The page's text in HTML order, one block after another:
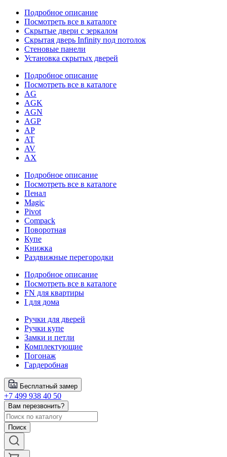
Подробное описание
Посмотреть все в каталоге
Скрытые двери с зеркалом
Скрытая дверь Infinity под потолок
Стеновые панели
Установка скрытых дверей
Подробное описание
Посмотреть все в каталоге
AG
AGK
AGN
AGP
AP
AT
AV
AX
Подробное описание
Посмотреть все в каталоге
Пенал
Magic
Pivot
Compack
Поворотная
Купе
Книжка
Раздвижные перегородки
Подробное описание
Посмотреть все в каталоге
FN для квартиры
I для дома
Ручки для дверей
Ручки купе
Замки и петли
Комплектующие
Погонаж
Гардеробная
Бесплатный замер
+7 499 938 40 50
Вам перезвонить?
Поиск